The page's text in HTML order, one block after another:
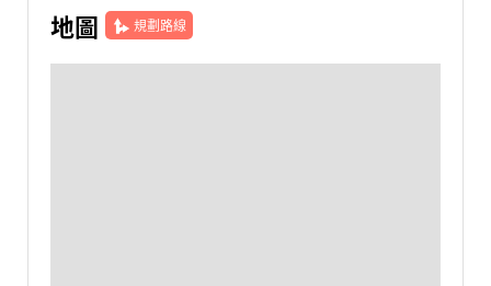
地圖 規劃路線